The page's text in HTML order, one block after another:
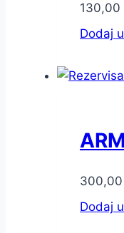
130,00
Dodaj
300,00
Dodaj